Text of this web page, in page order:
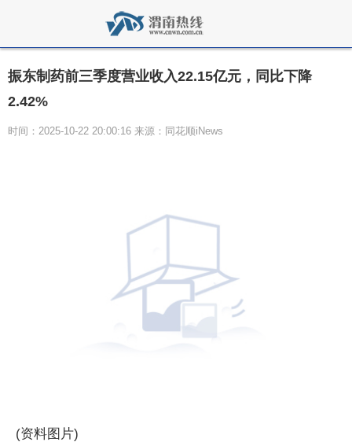
振东制药前三季度营业收入22.15亿元，同比下降
2.42%
时间：2025-10-22 20:00:16 来源：同花顺iNews
(资料图片)